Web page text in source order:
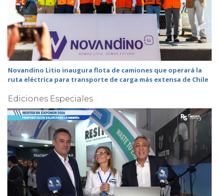
Novandino Litio inaugura flota de camiones que operará la
ruta eléctrica para transporte de carga más extensa de Chile
Ediciones Especiales